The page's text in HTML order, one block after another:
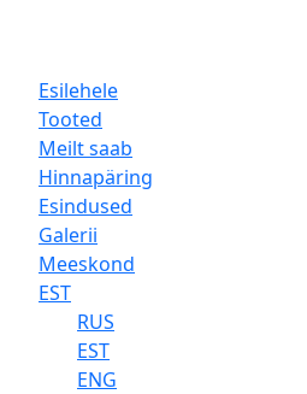
Esilehele
Tooted
Meilt saab
Hinnapäring
Esindused
Galerii
Meeskond
EST
RUS
EST
ENG